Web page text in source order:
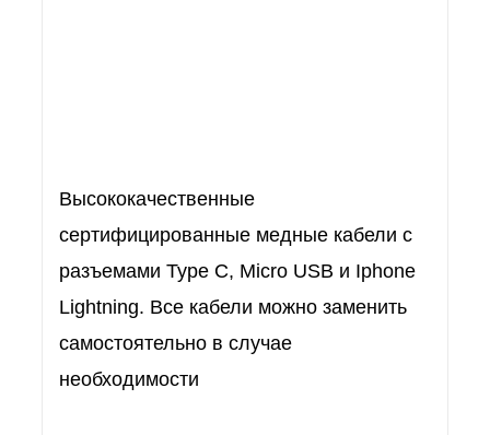
Высококачественные
сертифицированные медные кабели с
разъемами Type C, Micro USB и Iphone
Lightning. Все кабели можно заменить
самостоятельно в случае
необходимости